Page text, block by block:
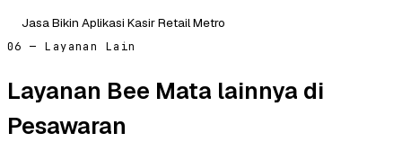
Jasa Bikin Aplikasi Kasir Retail Metro
06 — Layanan Lain
Layanan Bee Mata lainnya di
Pesawaran